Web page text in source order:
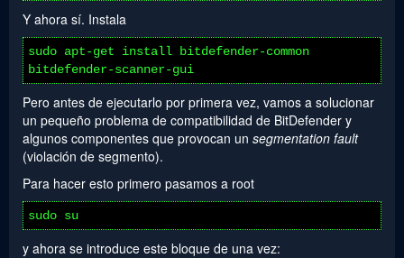
Y ahora sí. Instala
sudo apt-get install bitdefender-common
bitdefender-scanner-gui
Pero antes de ejecutarlo por primera vez, vamos a solucionar
un pequeño problema de compatibilidad de BitDefender y
algunos componentes que provocan un segmentation fault
(violación de segmento).
Para hacer esto primero pasamos a root
sudo su
y ahora se introduce este bloque de una vez: